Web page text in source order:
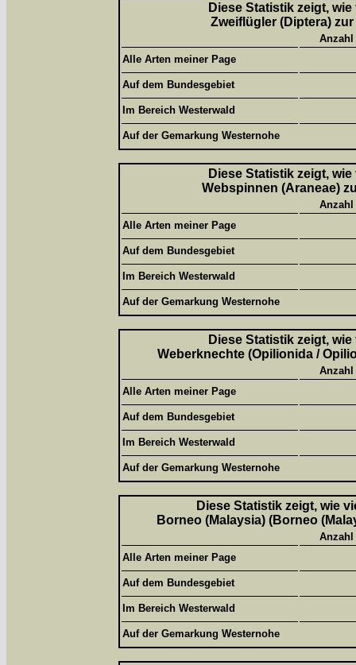
Diese Statistik zeigt,
Zweiflügler (Diptera)
Alle Arten meiner Page
Auf dem Bundesgebiet
Im Bereich Westerwald
Auf der Gemarkung Westernohe
Diese Statistik zeigt,
Webspinnen (Araneae)
Alle Arten meiner Page
Auf dem Bundesgebiet
Im Bereich Westerwald
Auf der Gemarkung Westernohe
Diese Statistik zeigt,
Weberknechte (Opilionida /
Alle Arten meiner Page
Auf dem Bundesgebiet
Im Bereich Westerwald
Auf der Gemarkung Westernohe
Diese Statistik zeigt, wie
Borneo (Malaysia) (Borneo
Alle Arten meiner Page
Auf dem Bundesgebiet
Im Bereich Westerwald
Auf der Gemarkung Westernohe